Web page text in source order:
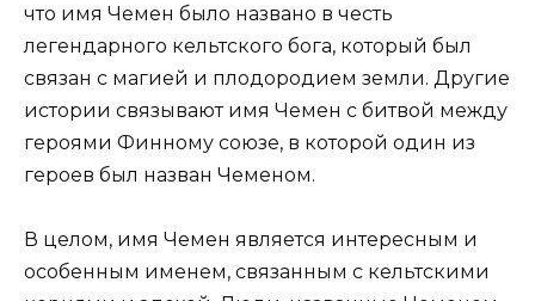
что имя Чемен было названо в честь
легендарного кельтского бога, который был
связан с магией и плодородием земли. Другие
истории связывают имя Чемен с битвой между
героями Финному союзе, в которой один из
героев был назван Чеменом.
В целом, имя Чемен является интересным и
особенным именем, связанным с кельтскими